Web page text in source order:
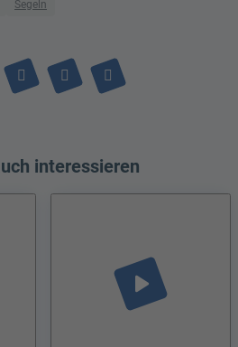
Segeln
interessieren
play_arrow